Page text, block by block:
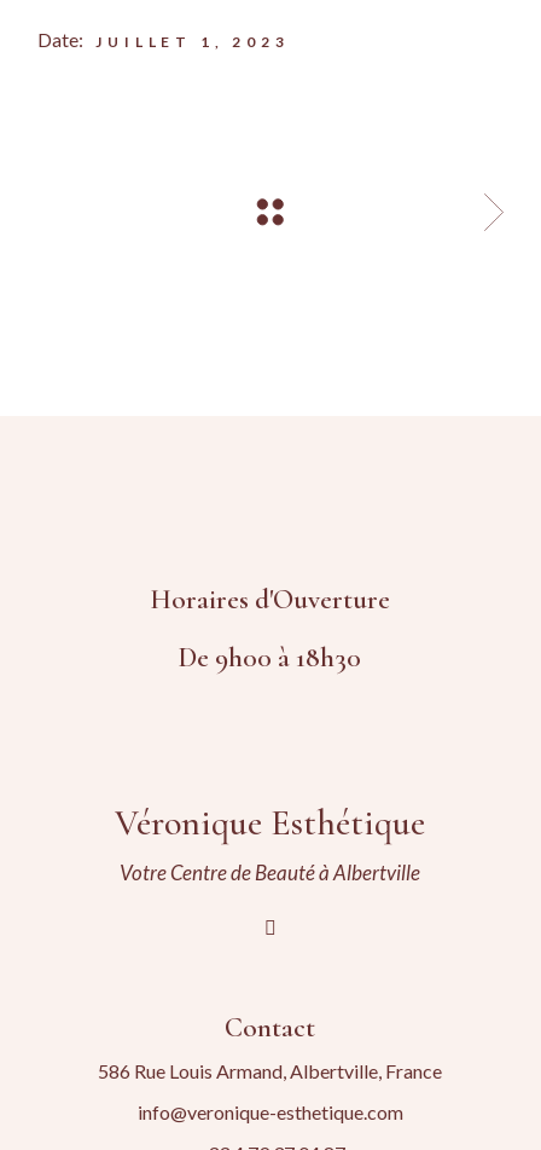
Date: JUILLET 1, 2023
Horaires d'Ouverture
De 9h00 à 18h30
Véronique Esthétique
Votre Centre de Beauté à Albertville
Contact
586 Rue Louis Armand, Albertville, France
info@veronique-esthetique.com